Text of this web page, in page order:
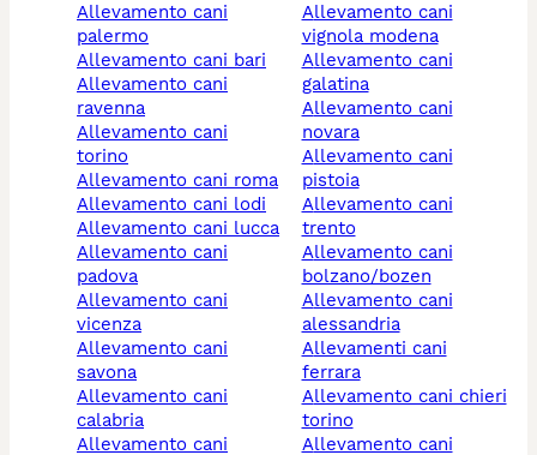
allevamento cani
palermo
allevamento cani bari
allevamento cani
ravenna
allevamento cani
torino
allevamento cani roma
allevamento cani lodi
allevamento cani lucca
allevamento cani
padova
allevamento cani
vicenza
allevamento cani
savona
allevamento cani
calabria
allevamento cani
allevamento cani
vignola modena
allevamento cani
galatina
allevamento cani
novara
allevamento cani
pistoia
allevamento cani
trento
allevamento cani
bolzano/bozen
allevamento cani
alessandria
allevamenti cani
ferrara
allevamento cani chieri
torino
allevamento cani